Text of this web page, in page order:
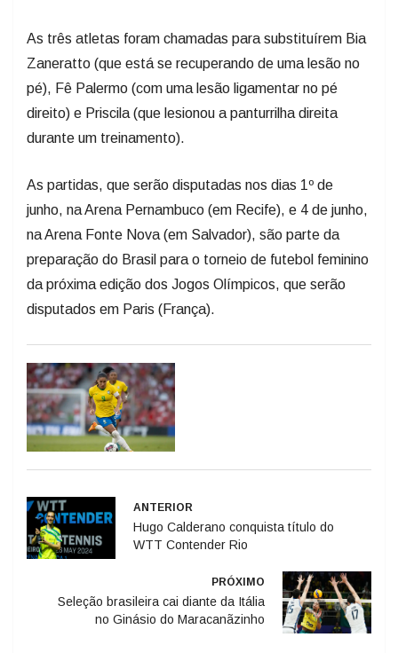
As três atletas foram chamadas para substituírem Bia
Zaneratto (que está se recuperando de uma lesão no
pé), Fê Palermo (com uma lesão ligamentar no pé
direito) e Priscila (que lesionou a panturrilha direita
durante um treinamento).
As partidas, que serão disputadas nos dias 1º de
junho, na Arena Pernambuco (em Recife), e 4 de junho,
na Arena Fonte Nova (em Salvador), são parte da
preparação do Brasil para o torneio de futebol feminino
da próxima edição dos Jogos Olímpicos, que serão
disputados em Paris (França).
ANTERIOR
Hugo Calderano conquista título do
WTT Contender Rio
PRÓXIMO
Seleção brasileira cai diante da Itália
no Ginásio do Maracanãzinho